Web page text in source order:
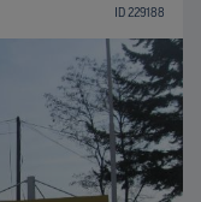
ID 229188